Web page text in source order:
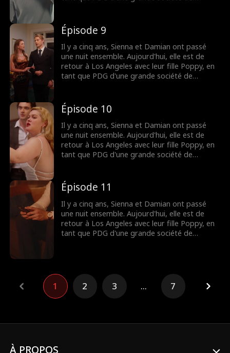
babysitter de Poppy. Vont-ils affronter le
monde ensemble et construire une nouvelle
vie de famille ?
Épisode 9
Il y a cinq ans, Sienna et Damian ont passé
une nuit ensemble. Aujourd'hui, elle est de
retour à Los Angeles avec leur fille Poppy, en
tant que PDG d'une grande société de
babysitter de Poppy. Vont-ils affronter le
monde ensemble et construire une nouvelle
vie de famille ?
Épisode 10
Il y a cinq ans, Sienna et Damian ont passé
une nuit ensemble. Aujourd'hui, elle est de
retour à Los Angeles avec leur fille Poppy, en
tant que PDG d'une grande société de
babysitter de Poppy. Vont-ils affronter le
monde ensemble et construire une nouvelle
vie de famille ?
Épisode 11
Il y a cinq ans, Sienna et Damian ont passé
une nuit ensemble. Aujourd'hui, elle est de
retour à Los Angeles avec leur fille Poppy, en
tant que PDG d'une grande société de
monde ensemble et construire une nouvelle
vie de famille ?
1 2 3 ... 7
À PROPOS